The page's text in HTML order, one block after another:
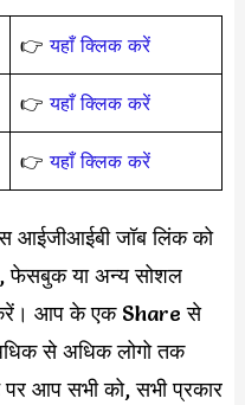
👉यहाँ क्लिक करें
👉यहाँ क्लिक करें
👉 यहाँ क्लिक करें
आईजीआईबी जॉब लिंक को
फेसबुक या अन्य सोशल
आप के एक Share से
से अधिक लोगो तक
आप सभी को, सभी प्रकार